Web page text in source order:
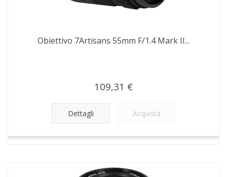
Obiettivo 7Artisans 55mm F/1.4 Mark II...
109,31 €
Dettagli Acquista